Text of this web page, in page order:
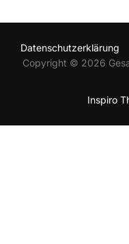
Datenschutzerklärung
Copyright © 2026
Inspiro